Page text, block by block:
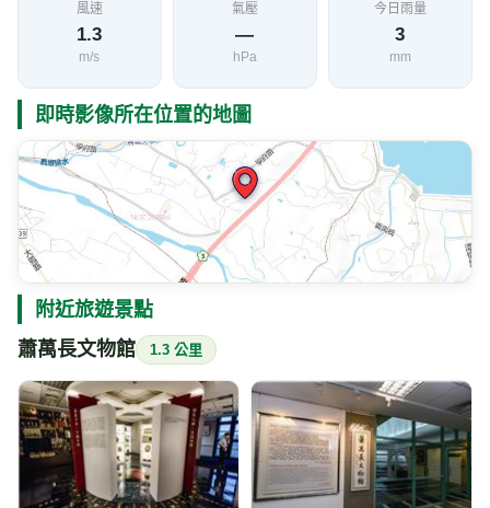
風速
1.3
m/s
氣壓
—
hPa
今日雨量
3
mm
即時影像所在位置的地圖
附近旅遊景點
蕭萬長文物館 1.3 公里